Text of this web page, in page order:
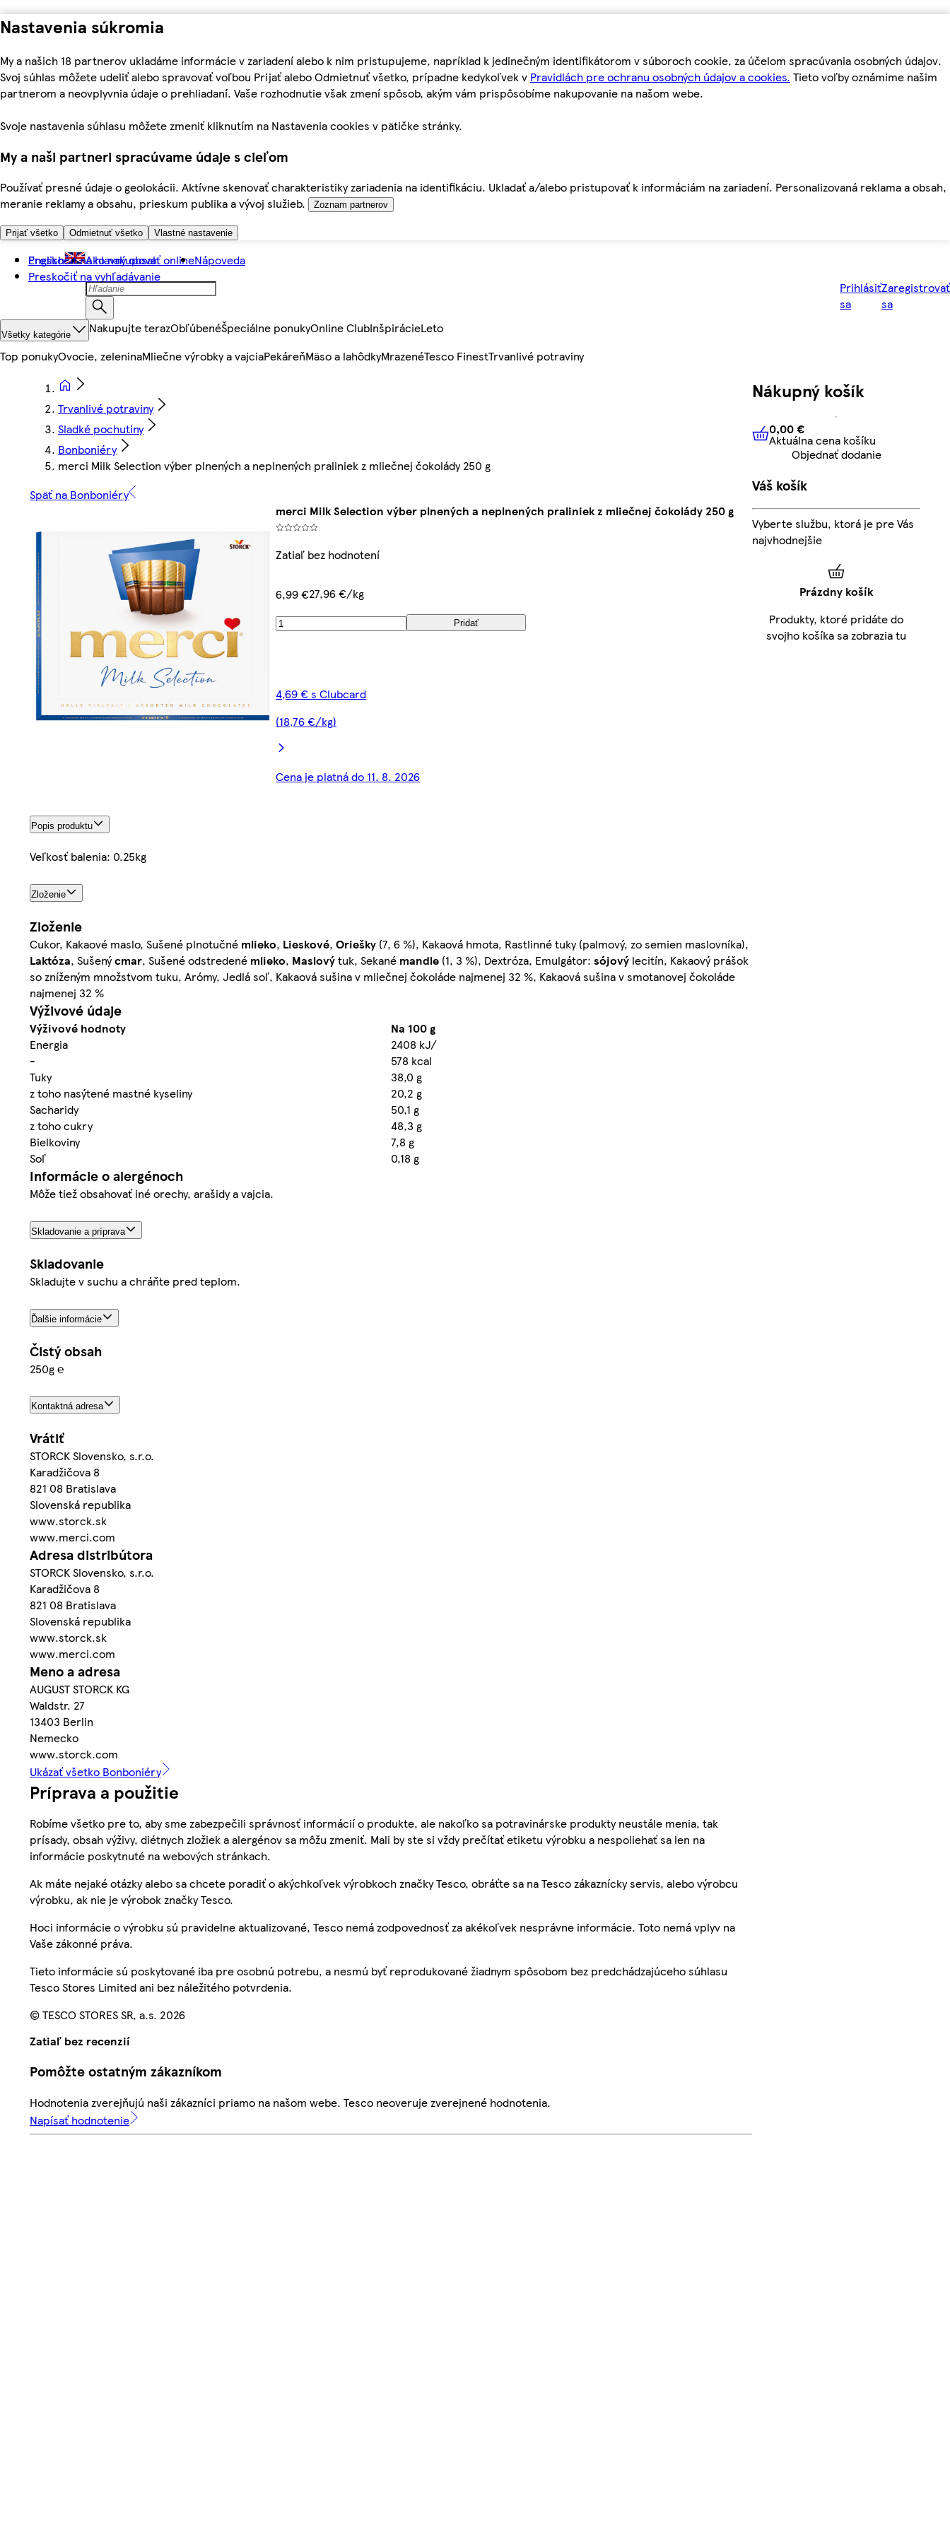
Nastavenia súkromia
My a našich 18 partnerov ukladáme informácie v zariadení alebo k nim pristupujeme, napríklad k jedinečným identifikátorom v súboroch cookie, za účelom spracúvania osobných údajov.
Svoj súhlas môžete udeliť alebo spravovať voľbou Prijať alebo Odmietnuť všetko, prípadne kedykoľvek v Pravidlách pre ochranu osobných údajov a cookies. Tieto voľby oznámime našim
partnerom a neovplyvnia údaje o prehliadaní. Vaše rozhodnutie však zmení spôsob, akým vám prispôsobíme nakupovanie na našom webe.
Svoje nastavenia súhlasu môžete zmeniť kliknutím na Nastavenia cookies v pätičke stránky.
My a naši partneri spracúvame údaje s cieľom
Používať presné údaje o geolokácii. Aktívne skenovať charakteristiky zariadenia na identifikáciu. Ukladať a/alebo pristupovať k informáciám na zariadení. Personalizovaná reklama a obsah,
meranie reklamy a obsahu, prieskum publika a vývoj služieb.
Zoznam partnerov
Prijať všetko Odmietnuť všetko Vlastné nastavenie
Preskočiť na hlavný obsah
Preskočiť na vyhľadávanie
English Ako nakupovať onlineNápoveda
Prihlásiť
sa
Zaregistrovať
sa
Všetky kategórie Nakupujte terazObľúbenéŠpeciálne ponukyOnline ClubInšpirácieLeto
Top ponukyOvocie, zeleninaMliečne výrobky a vajciaPekáreňMäso a lahôdkyMrazenéTesco FinestTrvanlivé potraviny
Trvanlivé potraviny
Sladké pochutiny
Bonboniéry
merci Milk Selection výber plnených a neplnených praliniek z mliečnej čokolády 250 g
Späť na Bonboniéry
merci Milk Selection výber plnených a neplnených praliniek z mliečnej čokolády 250 g
Zatiaľ bez hodnotení
6,99 €27,96 €/kg
Pridať
4,69 € s Clubcard
(18,76 €/kg)
Cena je platná do 11. 8. 2026
Popis produktu
Veľkosť balenia: 0.25kg
Zloženie
Zloženie
Cukor, Kakaové maslo, Sušené plnotučné mlieko, Lieskové, Oriešky (7, 6 %), Kakaová hmota, Rastlinné tuky (palmový, zo semien maslovníka),
Laktóza, Sušenýcmar, Sušené odstredené mlieko, Maslovýtuk, Sekané mandle (1, 3 %), Dextróza, Emulgátor: sójový lecitín, Kakaový prášok
so zníženým množstvom tuku, Arómy, Jedlá soľ, Kakaová sušina v mliečnej čokoláde najmenej 32 %, Kakaová sušina v smotanovej čokoláde
najmenej 32 %
Výživové údaje
Výživové hodnoty
Na 100 g
Energia
2408 kJ/
-
578 kcal
Tuky
38,0 g
z toho nasýtené mastné kyseliny
20,2 g
Sacharidy
50,1 g
z toho cukry
48,3 g
Bielkoviny
7,8 g
Soľ
0,18 g
Informácie o alergénoch
Môže tiež obsahovať iné orechy, arašidy a vajcia.
Skladovanie a príprava
Skladovanie
Skladujte v suchu a chráňte pred teplom.
Ďalšie informácie
Čistý obsah
250g ℮
Kontaktná adresa
Vrátiť
STORCK Slovensko, s.r.o.
Karadžičova 8
821 08 Bratislava
Slovenská republika
www.storck.sk
www.merci.com
Adresa distribútora
STORCK Slovensko, s.r.o.
Karadžičova 8
821 08 Bratislava
Slovenská republika
www.storck.sk
www.merci.com
Meno a adresa
AUGUST STORCK KG
Waldstr. 27
13403 Berlin
Nemecko
www.storck.com
Ukázať všetko Bonboniéry
Príprava a použitie
Robíme všetko pre to, aby sme zabezpečili správnosť informácií o produkte, ale nakoľko sa potravinárske produkty neustále menia, tak
prísady, obsah výživy, diétnych zložiek a alergénov sa môžu zmeniť. Mali by ste si vždy prečítať etiketu výrobku a nespoliehať sa len na
informácie poskytnuté na webových stránkach.
Ak máte nejaké otázky alebo sa chcete poradiť o akýchkoľvek výrobkoch značky Tesco, obráťte sa na Tesco zákaznícky servis, alebo výrobcu
výrobku, ak nie je výrobok značky Tesco.
Hoci informácie o výrobku sú pravidelne aktualizované, Tesco nemá zodpovednosť za akékoľvek nesprávne informácie. Toto nemá vplyv na
Vaše zákonné práva.
Tieto informácie sú poskytované iba pre osobnú potrebu, a nesmú byť reprodukované žiadnym spôsobom bez predchádzajúceho súhlasu
Tesco Stores Limited ani bez náležitého potvrdenia.
© TESCO STORES SR, a.s. 2026
Zatiaľ bez recenzií
Pomôžte ostatným zákazníkom
Hodnotenia zverejňujú naši zákazníci priamo na našom webe. Tesco neoveruje zverejnené hodnotenia.
Napísať hodnotenie
Nákupný košík
0,00 € Aktuálna cena košíku
0,00 €
Aktuálna cena košíku
Objednať dodanie
Váš košík
Vyberte službu, ktorá je pre Vás
najvhodnejšie
Prázdny košík
Produkty, ktoré pridáte do
svojho košíka sa zobrazia tu